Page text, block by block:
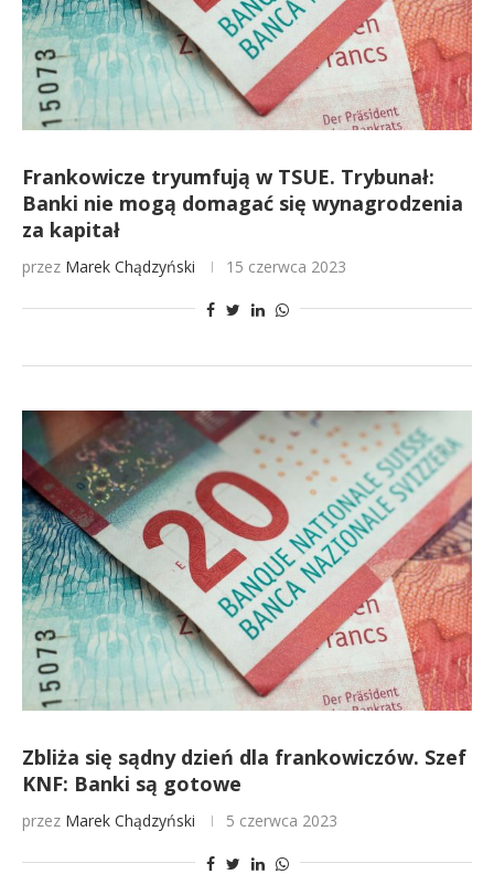
Frankowicze tryumfują w TSUE. Trybunał:
Banki nie mogą domagać się wynagrodzenia
za kapitał
przez Marek Chądzyński 15 czerwca 2023
Zbliża się sądny dzień dla frankowiczów. Szef
KNF: Banki są gotowe
przez Marek Chądzyński 5 czerwca 2023